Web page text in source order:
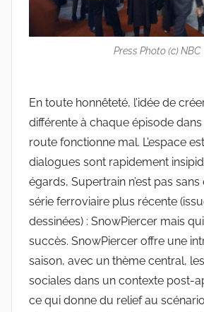
Press Photo (c) NBC
En toute honnêteté, l’idée de
différente à chaque épisode
route fonctionne mal. L’espace
dialogues sont rapidement
égards, Supertrain n’est pas
série ferroviaire plus récente
dessinées) : SnowPiercer mais
succès. SnowPiercer offre une
saison, avec un thème central,
sociales dans un contexte post-
ce qui donne du relief au